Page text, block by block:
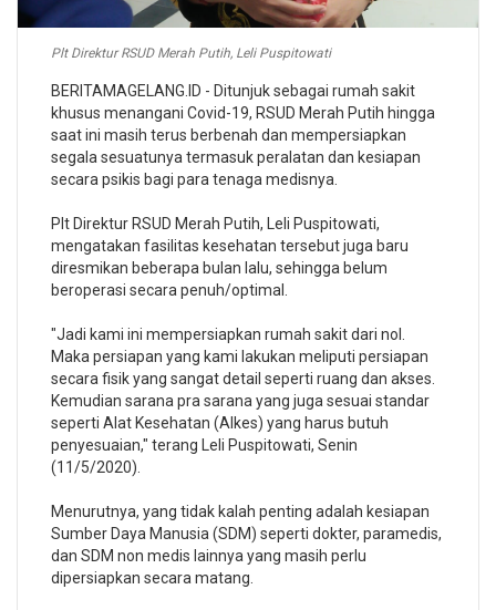
Plt Direktur RSUD Merah Putih, Leli Puspitowati
BERITAMAGELANG.ID - Ditunjuk sebagai rumah sakit
khusus menangani Covid-19, RSUD Merah Putih hingga
saat ini masih terus berbenah dan mempersiapkan
segala sesuatunya termasuk peralatan dan kesiapan
secara psikis bagi para tenaga medisnya.
Plt Direktur RSUD Merah Putih, Leli Puspitowati,
mengatakan fasilitas kesehatan tersebut juga baru
diresmikan beberapa bulan lalu, sehingga belum
beroperasi secara penuh/optimal.
"Jadi kami ini mempersiapkan rumah sakit dari nol.
Maka persiapan yang kami lakukan meliputi persiapan
secara fisik yang sangat detail seperti ruang dan akses.
Kemudian sarana pra sarana yang juga sesuai standar
seperti Alat Kesehatan (Alkes) yang harus butuh
penyesuaian," terang Leli Puspitowati, Senin
(11/5/2020).
Menurutnya, yang tidak kalah penting adalah kesiapan
Sumber Daya Manusia (SDM) seperti dokter, paramedis,
dan SDM non medis lainnya yang masih perlu
dipersiapkan secara matang.